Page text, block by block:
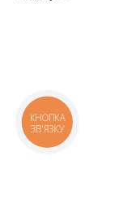
КНОПКА
ЗВ'ЯЗКУ